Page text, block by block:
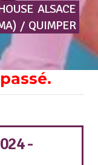
ALSACE
/ QUIMPER
-